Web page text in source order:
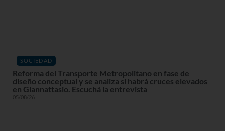
SOCIEDAD
Reforma del Transporte Metropolitano en fase de
diseño conceptual y se analiza si habrá cruces elevados
en Giannattasio. Escuchá la entrevista
05/08/26